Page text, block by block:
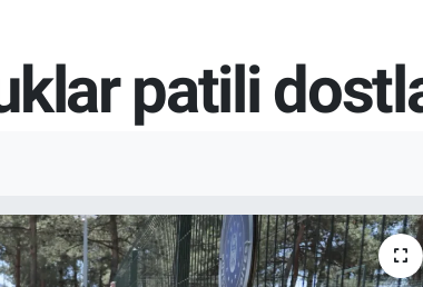
patili